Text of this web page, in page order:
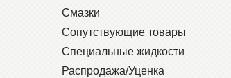
Смазки
Сопутствующие товары
Специальные жидкости
Распродажа/Уценка